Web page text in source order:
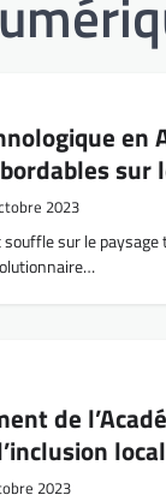
en
sur
2023
sur le paysage
de
2023